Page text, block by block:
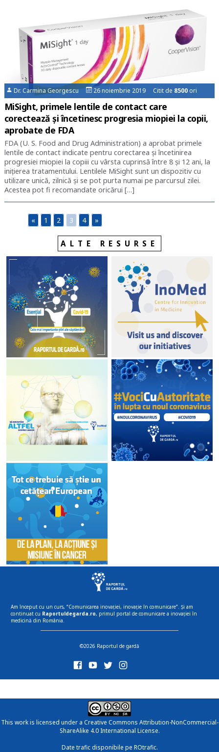
Dr. Carmina Georgescu 26 noiembrie 2019 Citit de 8500 ori
MiSight, primele lentile de contact care
corectează și încetinesc progresia miopiei la copii,
aprobate de FDA
FDA (U. S. Food and Drug Administration) a aprobat primele
lentile de contact indicate pentru corectarea și încetinirea
progresiei miopiei la copiii cu vârsta cuprinsă între 8 și 12 ani, la
inițierea tratamentului. Lentilele MiSight sunt un dispozitiv cu
utilizare unică, zilnică și se pot purta numai pe parcursul zilei.
Acestea pot fi recomandate oricărui […]
« 1 2 3 4 »
ALTE RESURSE
Am început cu un curs, “Comunicarea inovației, inovație în comunicare”. Și am
continuat cu Raportuldegarda.ro, primul portal de comunicare a inovației în
medicină din România.
©2026 Raportul de gardă
This work is licensed under a Creative Commons Attribution-NonCommercial-
ShareAlike 4.0 International License.
Date trafic disponibile pe ROtrafic.